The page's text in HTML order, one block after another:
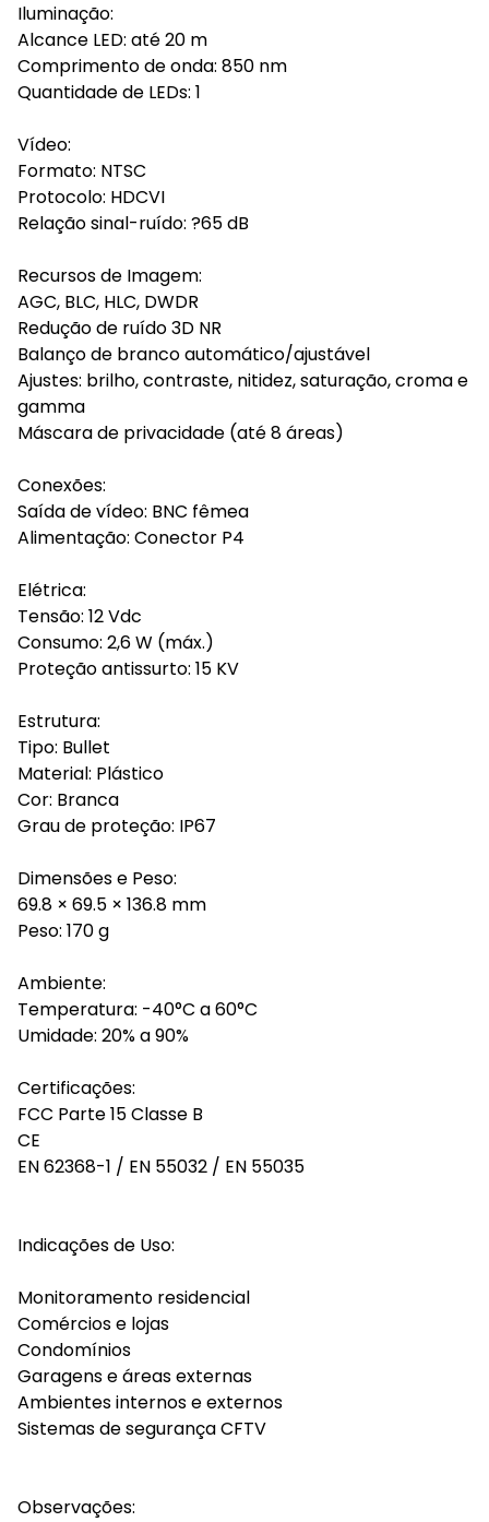
Iluminação:
Alcance LED: até 20 m
Comprimento de onda: 850 nm
Quantidade de LEDs: 1
Vídeo:
Formato: NTSC
Protocolo: HDCVI
Relação sinal-ruído: ?65 dB
Recursos de Imagem:
AGC, BLC, HLC, DWDR
Redução de ruído 3D NR
Balanço de branco automático/ajustável
Ajustes: brilho, contraste, nitidez, saturação, croma e
gamma
Máscara de privacidade (até 8 áreas)
Conexões:
Saída de vídeo: BNC fêmea
Alimentação: Conector P4
Elétrica:
Tensão: 12 Vdc
Consumo: 2,6 W (máx.)
Proteção antissurto: 15 KV
Estrutura:
Tipo: Bullet
Material: Plástico
Cor: Branca
Grau de proteção: IP67
Dimensões e Peso:
69.8 × 69.5 × 136.8 mm
Peso: 170 g
Ambiente:
Temperatura: -40°C a 60°C
Umidade: 20% a 90%
Certificações:
FCC Parte 15 Classe B
CE
EN 62368-1 / EN 55032 / EN 55035
Indicações de Uso:
Monitoramento residencial
Comércios e lojas
Condomínios
Garagens e áreas externas
Ambientes internos e externos
Sistemas de segurança CFTV
Observações: